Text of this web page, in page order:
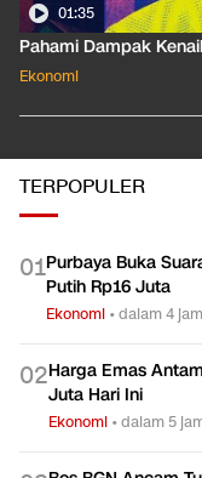
01:35
Pahami Dampak
Ekonomi
TERPOPULER
01Purbaya Buka
Putih Rp16 Juta
Ekonomi •dalam 4 jam
02Harga Emas
Juta Hari Ini
Ekonomi •dalam 5